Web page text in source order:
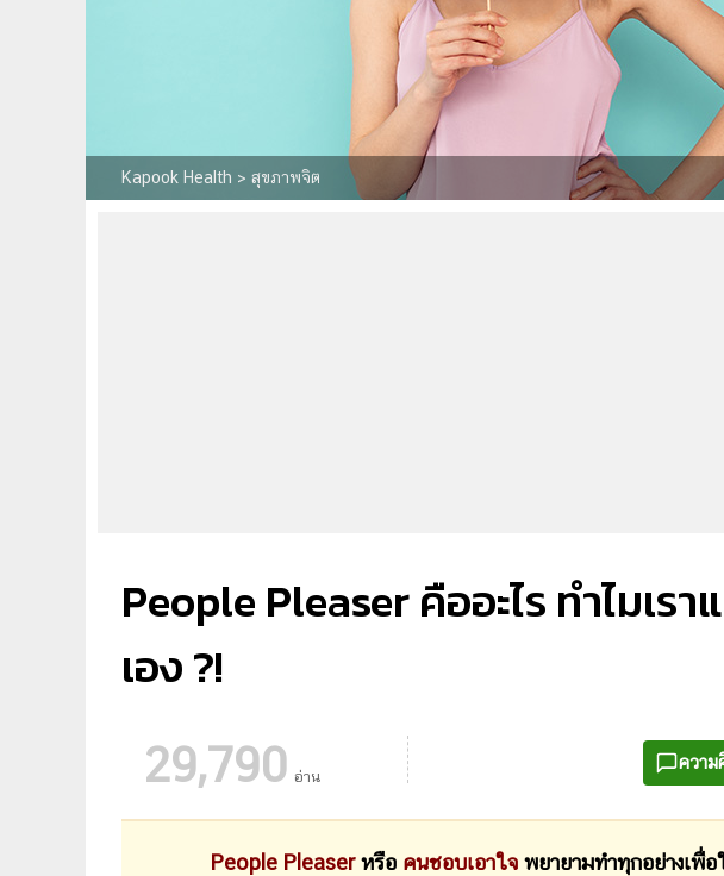
Kapook Health > สุขภาพจิต
People Pleaser คืออะไร ทำไมเร
เอง ?!
29,790 อ่าน
ความ
People Pleaserหรือ คนชอบเอาใจ พยายามทำทุกอย่างเพื่